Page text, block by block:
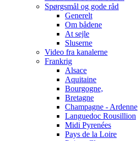
Spørgsmål og gode råd
Generelt
Om bådene
At sejle
Sluserne
Video fra kanalerne
Frankrig
Alsace
Aquitaine
Bourgogne,
Bretagne
Champagne - Ardenne
Languedoc Rousillion
Midi Pyrenées
Pays de la Loire